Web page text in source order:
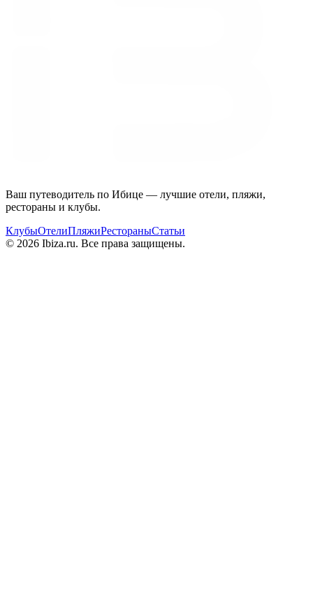
Ваш путеводитель по Ибице — лучшие отели, пляжи,
рестораны и клубы.
КлубыОтелиПляжиРестораныСтатьи
© 2026 Ibiza.ru. Все права защищены.